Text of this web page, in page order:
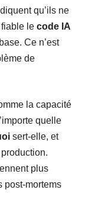
qu’ils ne
le code IA
Ce n’est
de
la capacité
quelle
sert-elle, et
plus
post-mortems